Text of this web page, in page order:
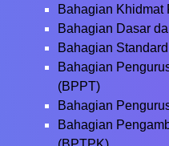
Bahagian Khidmat
Bahagian Dasar
Bahagian
Bahagian
(BPPT)
Bahagian
Bahagian